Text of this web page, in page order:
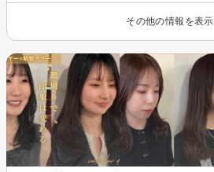
その他の情報を表示